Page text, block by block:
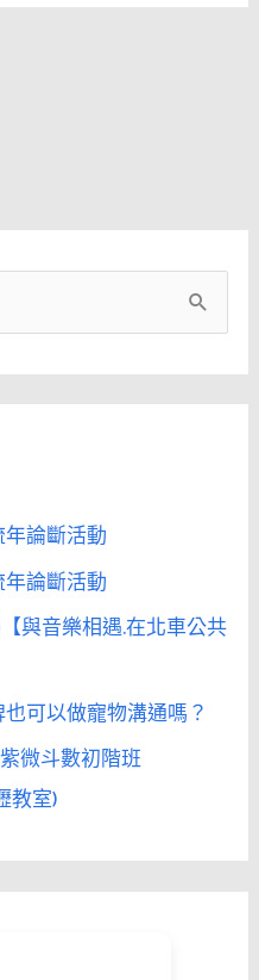
論斷活動
論斷活動
與音樂相遇.在北車公共
可以做寵物溝通嗎？
微斗數初階班
教室)